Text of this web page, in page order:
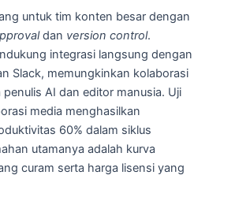
untuk tim konten besar dengan
dan version control.
integrasi langsung dengan
Slack, memungkinkan kolaborasi
AI dan editor manusia. Uji
media menghasilkan
60% dalam siklus
utamanya adalah kurva
curam serta harga lisensi yang